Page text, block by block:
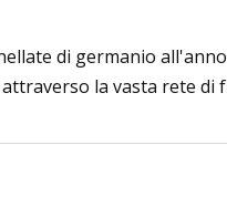
di germanio
la vasta rete di